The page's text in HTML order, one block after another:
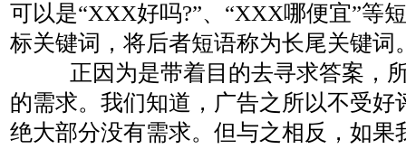
可以是“XXX好吗?”、“XXX哪便宜”等
标关键词，将后者短语称为长尾关键词
正因为是带着目的去寻求答案，
的需求。我们知道，广告之所以不受好
绝大部分没有需求。但与之相反，如果